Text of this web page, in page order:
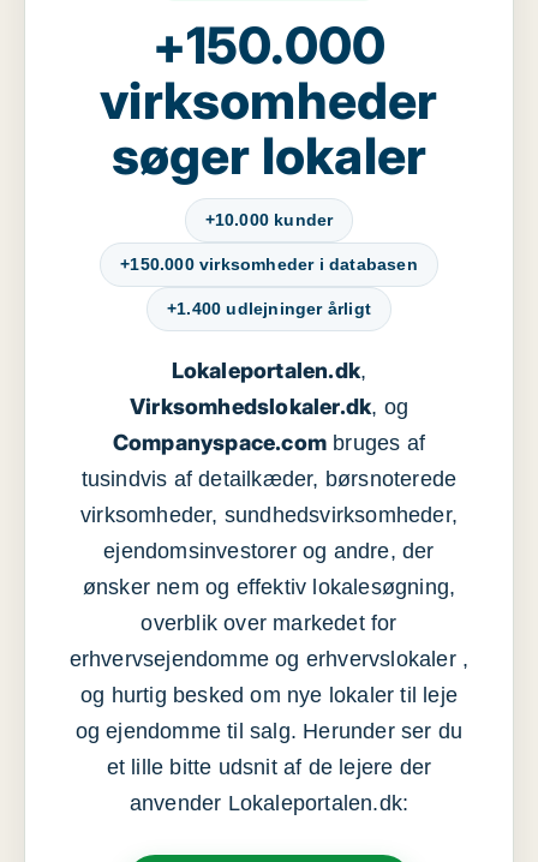
+150.000
virksomheder
søger lokaler
+10.000 kunder
+150.000 virksomheder i databasen
+1.400 udlejninger årligt
Lokaleportalen.dk,
Virksomhedslokaler.dk, og
Companyspace.com bruges af
tusindvis af detailkæder, børsnoterede
virksomheder, sundhedsvirksomheder,
ejendomsinvestorer og andre, der
ønsker nem og effektiv lokalesøgning,
overblik over markedet for
erhvervsejendomme og erhvervslokaler ,
og hurtig besked om nye lokaler til leje
og ejendomme til salg. Herunder ser du
et lille bitte udsnit af de lejere der
anvender Lokaleportalen.dk: